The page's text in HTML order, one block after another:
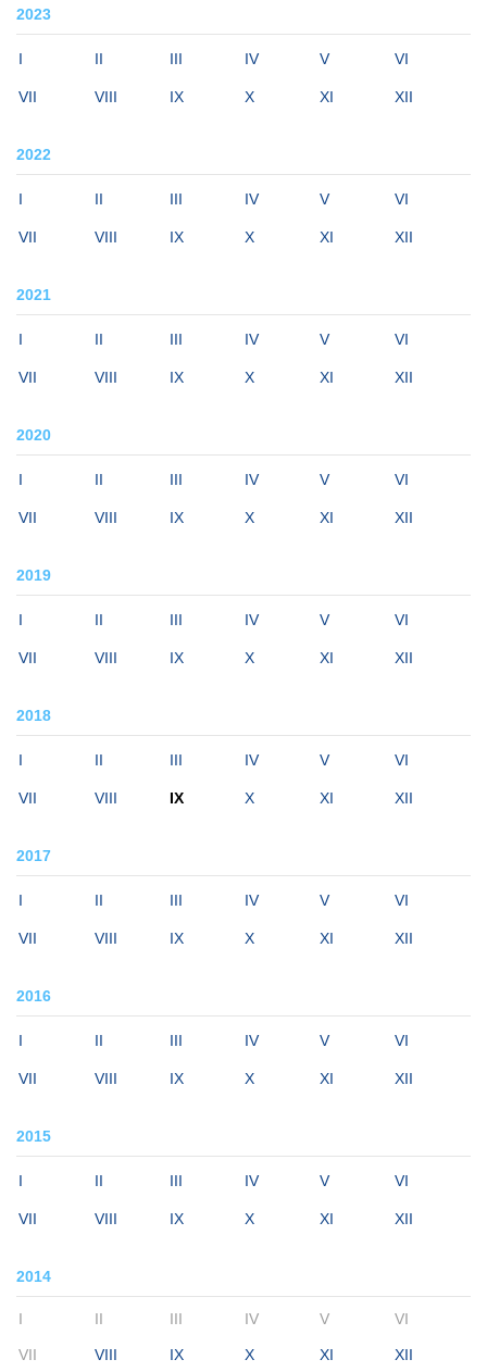
2023
I II III IV V VI
VII VIII IX X XI XII
2022
I II III IV V VI
VII VIII IX X XI XII
2021
I II III IV V VI
VII VIII IX X XI XII
2020
I II III IV V VI
VII VIII IX X XI XII
2019
I II III IV V VI
VII VIII IX X XI XII
2018
I II III IV V VI
VII VIII IX X XI XII
2017
I II III IV V VI
VII VIII IX X XI XII
2016
I II III IV V VI
VII VIII IX X XI XII
2015
I II III IV V VI
VII VIII IX X XI XII
2014
I II III IV V VI
VII VIII IX X XI XII